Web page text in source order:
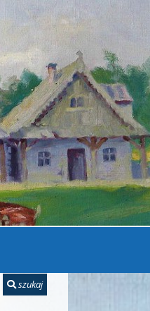
szukaj